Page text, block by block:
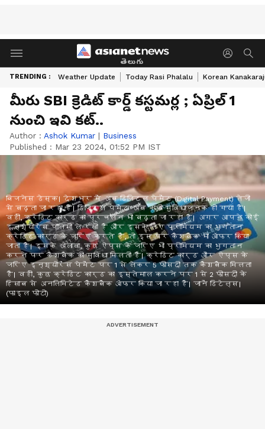
తెలుగు
TRENDING : Weather Update Today Rasi Phalalu Korean
మీరు SBI క్రెడిట్ కార్డ్ కస్టమర్ల ; ఏప్రిల్ 1
నుంచి ఇవి కట్..
Author : Ashok Kumar | Business
Published : Mar 23 2024, 01:52 PM IST
बिजनेस डेस्क। देशभर में अब डिजिटल पेमेंट (Digital Payment) तेजी
से बढ़ता जा रहा है। डिजिटल पेमेंट अब काफी सुविधाजनक हो गया है।
वहीं, क्रेडिट कार्ड का प्रचलन भी बढ़ता जा रहा है। अगर आपने कोई
इन्श्योरेंस पॉलिसी ले रखी है और इसके लिए प्रीमियम का भुगतान
क्रेडिट कार्ड के जरिए करते हैं, तो इस पर कैशबैक भी ऑफर किया
जाता है। इसके अलावा, कुछ ऐप्स के जरिए भी प्रीमियम का भुगतान
करने पर कैशबैक की सुविधा मिलती है। क्रेडिट कार्ड और ऐप्स के
जरिए इन्श्योरेंस पेमेंट पर 1 से लेकर 5 फीसदी तक कैशबैक मिलता
है। वहीं, कुछ क्रेडिट कार्ड का इस्तेमाल करने पर 1 से 2 फीसदी के
हिसाब से अनलिमिटेड कैशबैक ऑफर किया जा रहा है। जानें डिटेल्स।
(फाइल फोटो)